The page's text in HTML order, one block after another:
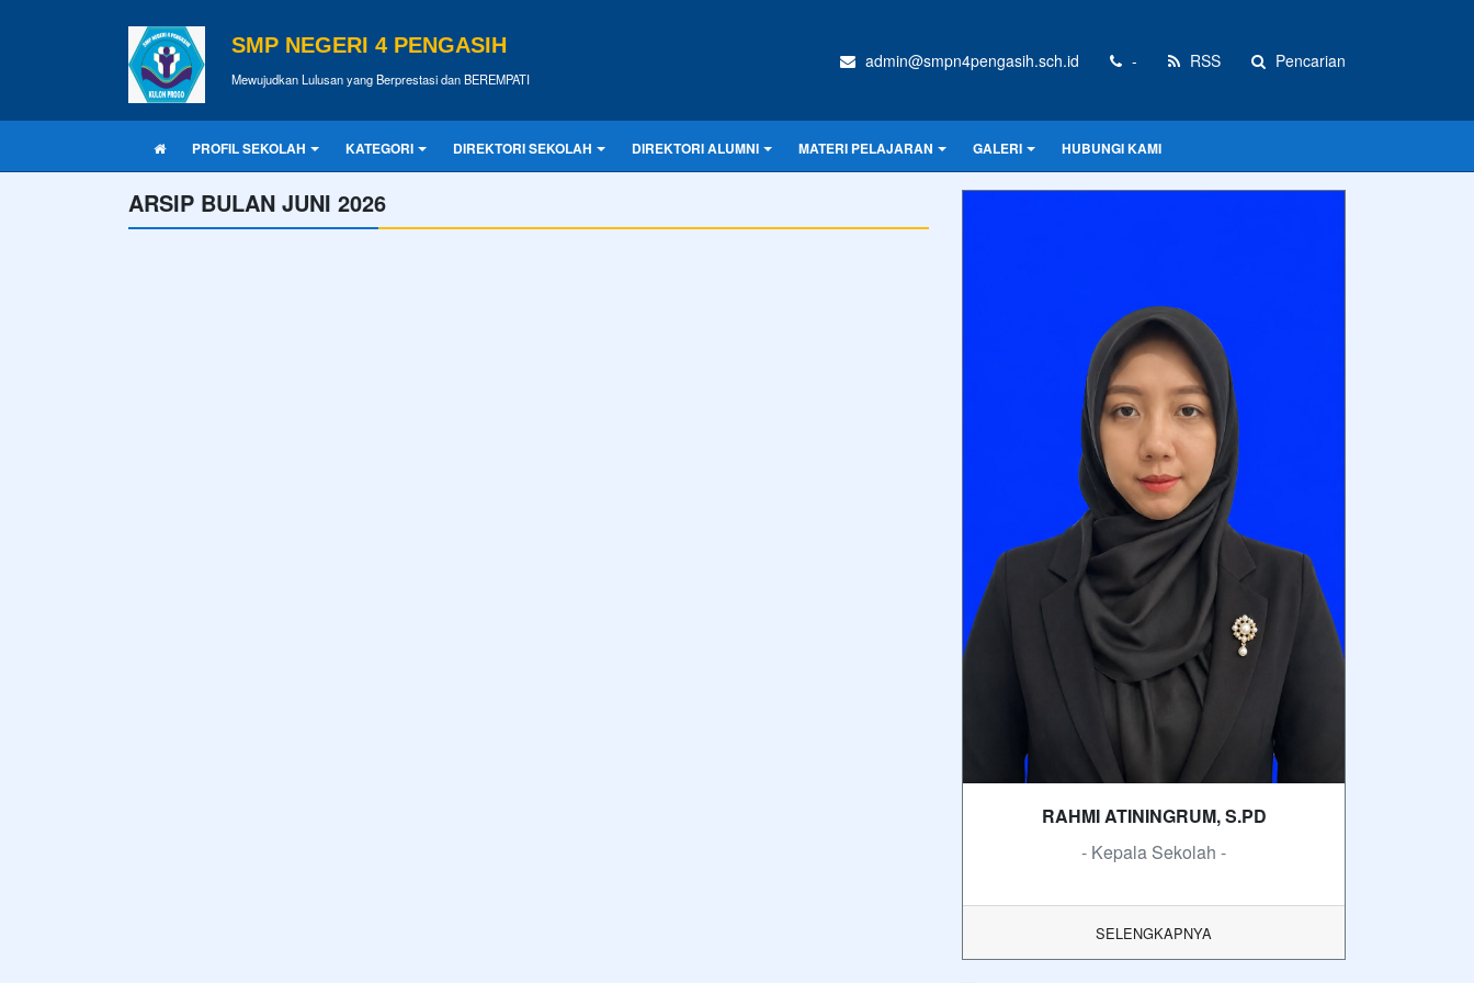
SMP NEGERI 4 PENGASIH
Mewujudkan Lulusan yang Berprestasi dan BEREMPATI
admin@smpn4pengasih.sch.id - RSS Pencarian
PROFIL SEKOLAH KATEGORI DIREKTORI SEKOLAH DIREKTORI ALUMNI MATERI PELAJARAN GALERI HUBUNGI KAMI
ARSIP BULAN JUNI 2026
RAHMI ATININGRUM, S.PD
- Kepala Sekolah -
SELENGKAPNYA